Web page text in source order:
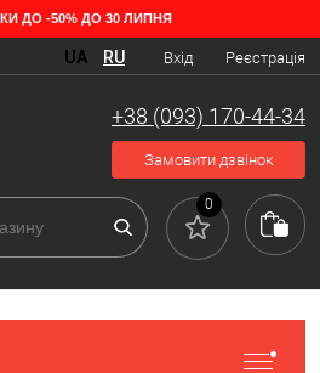
дитячого одягу в міжсезоння та
морозу. В окремих випадках
основного одягу, такої як куртка та
ДО -50% ДО 30 ЛИПНЯ
Вхід Реєстрація
UA RU
+38 (093) 170-44-34
Замовити дзвінок
0